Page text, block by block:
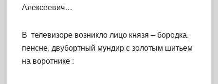
Алексеевич…
В телевизоре возникло лицо князя – бородка,
пенсне, двубортный мундир с золотым шитьем
на воротнике :